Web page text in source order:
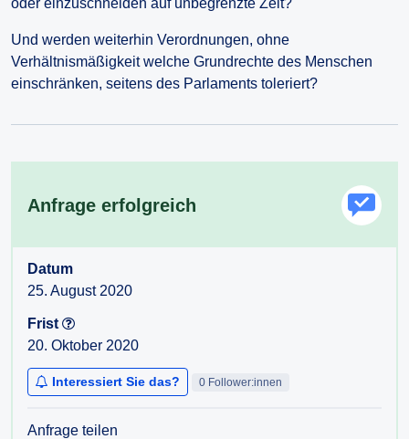
oder einzuschneiden auf unbegrenzte Zeit?
Und werden weiterhin Verordnungen, ohne
Verhältnismäßigkeit welche Grundrechte des Menschen
einschränken, seitens des Parlaments toleriert?
Anfrage erfolgreich
Datum
25. August 2020
Frist
20. Oktober 2020
Interessiert Sie das? 0 Follower:innen
Anfrage teilen